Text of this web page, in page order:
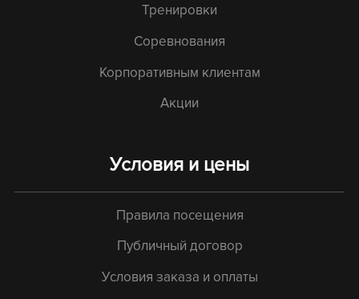
Тренировки
Соревнования
Корпоративным клиентам
Акции
Условия и цены
Правила посещения
Публичный договор
Условия заказа и оплаты